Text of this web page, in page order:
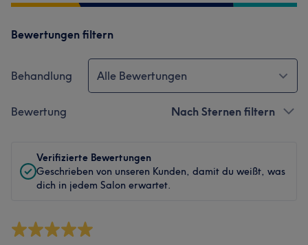
Bewertungen filtern
Behandlung Alle Bewertungen
Bewertung Nach Sternen filtern
Verifizierte Bewertungen
Geschrieben von unseren Kunden, damit du weißt, was
dich in jedem Salon erwartet.